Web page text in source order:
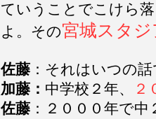
ていうことでこけら
よ。その宮城スタ
佐藤 ：それはいつの
加藤： 中学校２年、
２
佐藤 ：２０００年で